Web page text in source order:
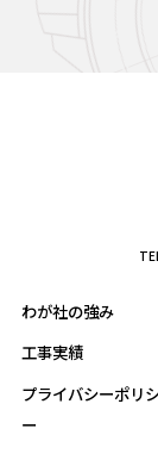
わが社の強み
工事実績
プライバシーポリ
ー